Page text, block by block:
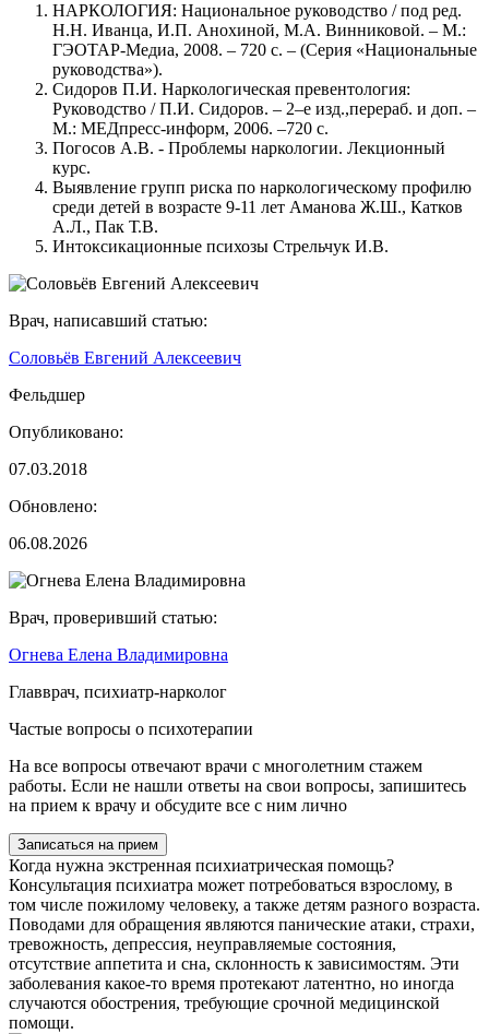
НАРКОЛОГИЯ: Национальное руководство / под ред.
Н.Н. Иванца, И.П. Анохиной, М.А. Винниковой. – М.:
ГЭОТАР-Медиа, 2008. – 720 с. – (Серия «Национальные
руководства»).
Сидоров П.И. Наркологическая превентология:
Руководство / П.И. Сидоров. – 2–е изд.,перераб. и доп. –
М.: МЕДпресс-информ, 2006. –720 с.
Погосов А.В. - Проблемы наркологии. Лекционный
курс.
Выявление групп риска по наркологическому профилю
среди детей в возрасте 9-11 лет Аманова Ж.Ш., Катков
А.Л., Пак Т.В.
Интоксикационные психозы Стрельчук И.В.
Врач, написавший статью:
Соловьёв Евгений Алексеевич
Фельдшер
Опубликовано:
07.03.2018
Обновлено:
06.08.2026
Врач, проверивший статью:
Огнева Елена Владимировна
Главврач, психиатр-нарколог
Частые вопросы о психотерапии
На все вопросы отвечают врачи с многолетним стажем
работы. Если не нашли ответы на свои вопросы, запишитесь
на прием к врачу и обсудите все с ним лично
Записаться на прием
Когда нужна экстренная психиатрическая помощь?
Консультация психиатра может потребоваться взрослому, в
том числе пожилому человеку, а также детям разного возраста.
Поводами для обращения являются панические атаки, страхи,
тревожность, депрессия, неуправляемые состояния,
отсутствие аппетита и сна, склонность к зависимостям. Эти
заболевания какое-то время протекают латентно, но иногда
случаются обострения, требующие срочной медицинской
помощи.